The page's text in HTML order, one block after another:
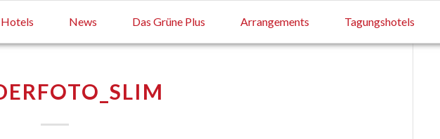
Hotels News Das Grüne Plus Arrangements Tagungshotels